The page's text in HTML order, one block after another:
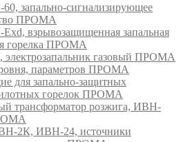
запально-сигнализирующее
ПРОМА
взрывозащищенная запальная
горелка ПРОМА
газовый ПРОМА
параметров ПРОМА
для запально-защитных
горелок ПРОМА
трансформатор розжига, ИВН-
2К, ИВН-24, источники